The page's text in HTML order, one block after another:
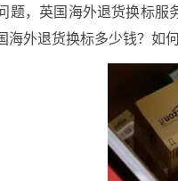
题，英国海外退货换标服
海外退货换标多少钱？如